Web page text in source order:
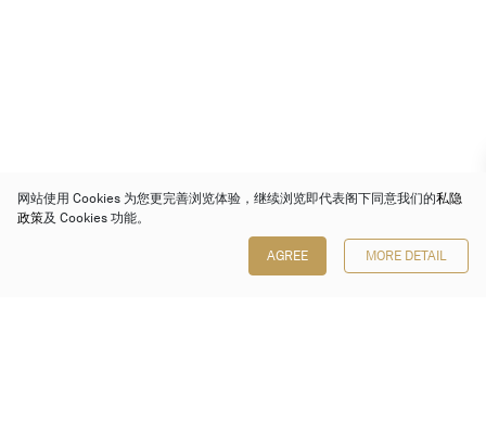
网站使用 Cookies 为您更完善浏览体验，继续浏览即代表阁下同意我们的私隐
政策及 Cookies 功能。
AGREE MORE DETAIL